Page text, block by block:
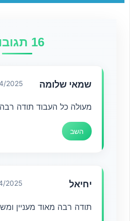
16 תגובות
שמאי שלומה 03/04/2025
מעולה כל העבוד תודה
השב
יחיאל 03/04/2025
תודה רבה מאוד מעניין